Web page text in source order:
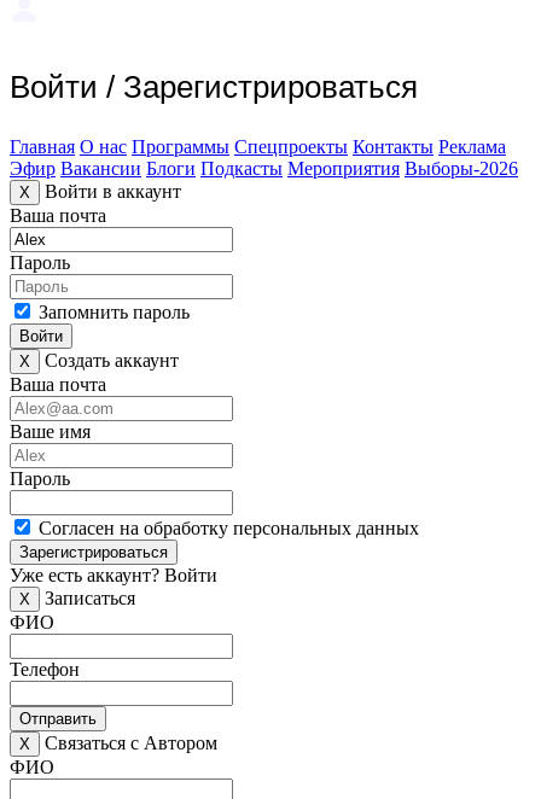
Войти / Зарегистрироваться
Главная О нас Программы Спецпроекты Контакты Реклама
Эфир Вакансии Блоги Подкасты Мероприятия Выборы-2026
X
Войти в аккаунт
Ваша почта
Пароль
Запомнить пароль
Войти
X
Создать аккаунт
Ваша почта
Ваше имя
Пароль
Согласен на обработку персональных данных
Зарегистрироваться
Уже есть аккаунт? Войти
X
Записаться
ФИО
Телефон
Отправить
X
Связаться с Автором
ФИО